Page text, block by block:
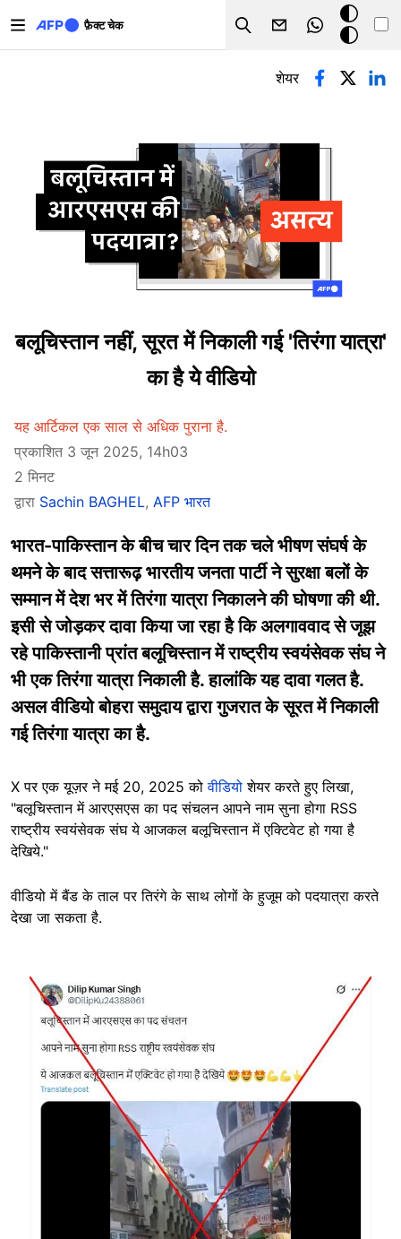
फ़ैक्ट चेक
Search
डार्क
मोड
प्राथमिक टैब्स
शेयर
बलूचिस्तान नहीं, सूरत में निकाली गई 'तिरंगा यात्रा'
का है ये वीडियो
यह आर्टिकल एक साल से अधिक पुराना है.
प्रकाशित 3 जून 2025, 14h03
2 मिनट
द्वारा Sachin BAGHEL, AFP भारत
भारत-पाकिस्तान के बीच चार दिन तक चले भीषण संघर्ष के
थमने के बाद सत्तारूढ़ भारतीय जनता पार्टी ने सुरक्षा बलों के
सम्मान में देश भर में तिरंगा यात्रा निकालने की घोषणा की थी.
इसी से जोड़कर दावा किया जा रहा है कि अलगाववाद से जूझ
रहे पाकिस्तानी प्रांत बलूचिस्तान में राष्ट्रीय स्वयंसेवक संघ ने
भी एक तिरंगा यात्रा निकाली है. हालांकि यह दावा गलत है.
असल वीडियो बोहरा समुदाय द्वारा गुजरात के सूरत में निकाली
गई तिरंगा यात्रा का है.
X पर एक यूज़र ने मई 20, 2025 कोवीडियोशेयर करते हुए लिखा,
"बलूचिस्तान में आरएसएस का पद संचलन आपने नाम सुना होगा RSS
राष्ट्रीय स्वयंसेवक संघ ये आजकल बलूचिस्तान में एक्टिवेट हो गया है
देखिये."
वीडियो में बैंड के ताल पर तिरंगे के साथ लोगों के हुजूम को पदयात्रा करते
देखा जा सकता है.
Image